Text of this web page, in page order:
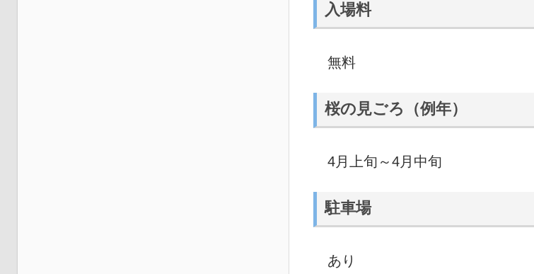
入場料
無料
桜の見ごろ（例年）
4月上旬～4月中旬
駐車場
あり